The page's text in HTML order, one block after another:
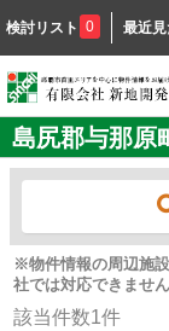
検討リスト 0 最近
島尻郡与那原
※物件情報の周辺施
社では対応できません
該当件数1件